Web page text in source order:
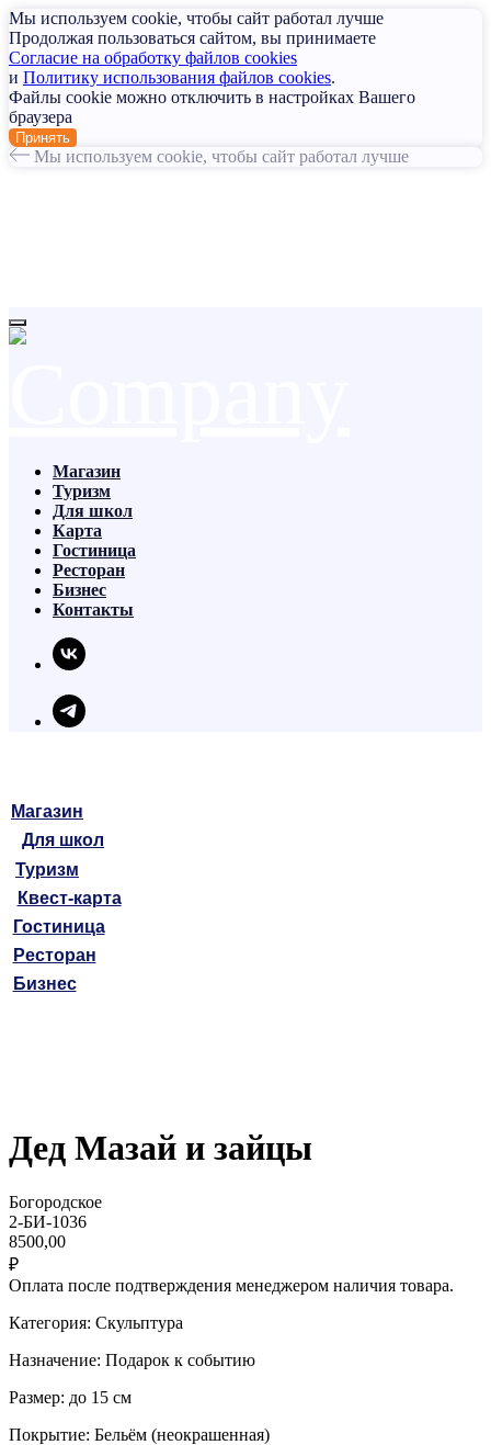
Мы используем cookie, чтобы сайт работал лучше
Продолжая пользоваться сайтом, вы принимаете
Согласие на обработку файлов cookies
и Политику использования файлов cookies.
Файлы cookie можно отключить в настройках Вашего
браузера
Принять
Мы используем cookie, чтобы сайт работал лучше
Магазин
Для школ
Туризм
Квест-карта
Гостиница
Ресторан
Бизнес
Магазин
Туризм
Для школ
Карта
Гостиница
Ресторан
Бизнес
Контакты
Дед Мазай и зайцы
Богородское
2-БИ-1036
8500,00
₽
Оплата после подтверждения менеджером наличия товара.
Категория: Скульптура
Назначение: Подарок к событию
Размер: до 15 см
Покрытие: Бельём (неокрашенная)